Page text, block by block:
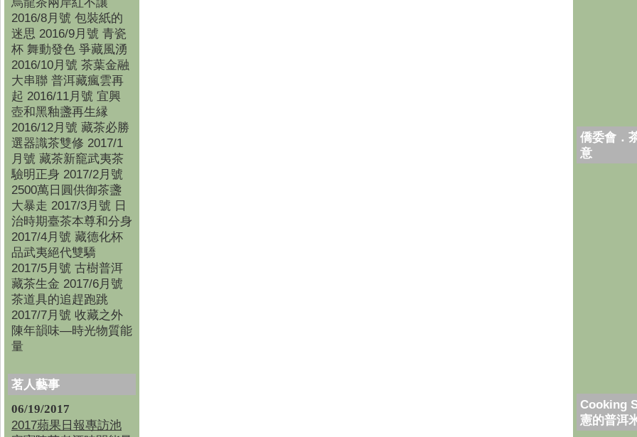
2016/8月號 包裝紙的
迷思 2016/9月號 青瓷
杯 舞動發色 爭藏風湧
2016/10月號 茶葉金融
大串聯 普洱藏瘋雲再
起 2016/11月號 宜興
壺和黑釉盞再生縁
2016/12月號 藏茶必勝
選器識茶雙修 2017/1
月號 藏茶新竉武夷茶
驗明正身 2017/2月號
2500萬日圓供御茶盞
大暴走 2017/3月號 日
治時期臺茶本尊和分身
2017/4月號 藏德化杯
品武夷絕代雙驕
2017/5月號 古樹普洱
藏茶生金 2017/6月號
茶道具的追趕跑跳
2017/7月號 收藏之外
陳年韻味—時光物質能
量
茗人藝事
06/19/2017
2017蘋果日報專訪池
僑委會．
意
Cooking
憲的普洱